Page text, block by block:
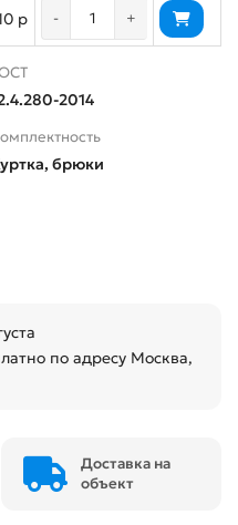
р - +
2014
брюки
по адресу Москва,
Доставка на
объект